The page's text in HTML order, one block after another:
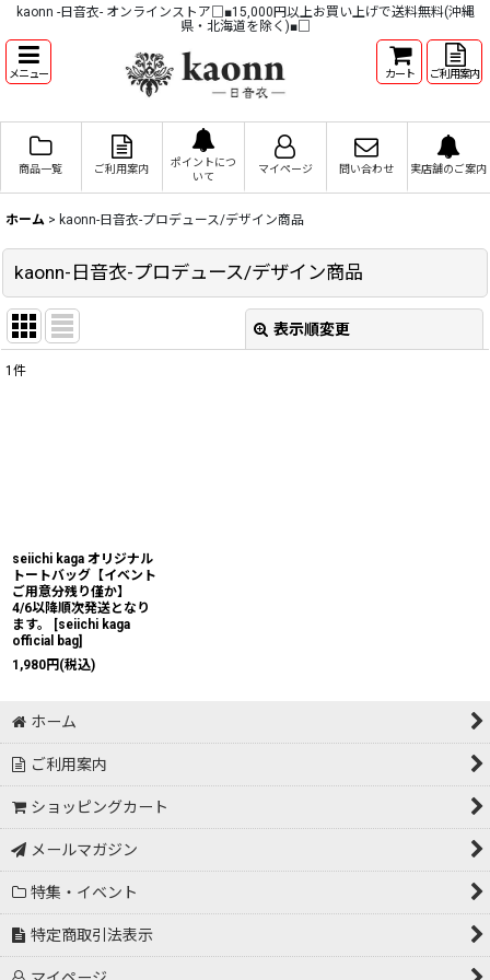
kaonn -日音衣- オンラインストア□■15,000円以上お買い上げで送料無料(沖縄
県・北海道を除く)■□
メニュー カート ご利用案内
商品一覧 ご利用案内
ポイントにつ
いて
マイページ 問い合わせ 実店舗のご案内
ホーム > kaonn-日音衣-プロデュース/デザイン商品
kaonn-日音衣-プロデュース/デザイン商品
表示順変更
1 件
seiichi kaga オリジナル
トートバッグ【イベント
ご用意分残り僅か】
4/6以降順次発送となり
ます。
[seiichi kaga
official bag]
1,980円 (税込)
ホーム
ご利用案内
ショッピングカート
メールマガジン
特集・イベント
特定商取引法表示